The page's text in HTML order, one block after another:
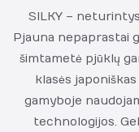
SILKY –
Pjauna nepaprastai
šimtametė pjūklų
klasės
gamyboje
technologijos.